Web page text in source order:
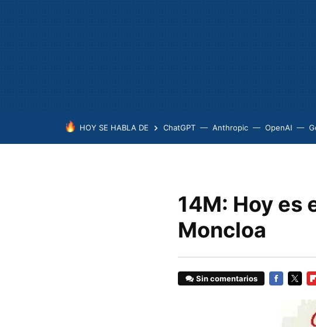
HOY SE HABLA DE ChatGPT Anthropic OpenAI
14M: Hoy es
Moncloa
Sin comentarios